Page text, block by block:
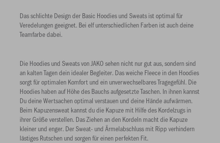
Das schlichte Design der Basic Hoodies und Sweats ist optimal für
Veredelungen geeignet. Bei elf unterschiedlichen Farben ist auch deine
Teamfarbe dabei.
Die Hoodies und Sweats von JAKO sehen nicht nur gut aus, sondern sind
an kalten Tagen dein idealer Begleiter. Das weiche Fleece in den Hoodies
sorgt für optimalen Komfort und ein unverwechselbares Tragegefühl. Die
Hoodies haben auf Höhe des Bauchs aufgesetzte Taschen. In ihnen kannst
Du deine Wertsachen optimal verstauen und deine Hände aufwärmen.
Beim Kapuzensweat kannst du die Kapuze mit Hilfe des Kordelzugs in
ihrer Größe verstellen. Das Ziehen an den Kordeln macht die Kapuze
kleiner und enger. Der Sweat- und Ärmelabschluss mit Ripp verhindern
lästiges Rutschen und sorgen für einen perfekten Fit.